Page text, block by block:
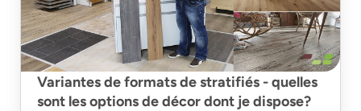
Variantes de formats de stratifiés - quelles
sont les options de décor dont je dispose?